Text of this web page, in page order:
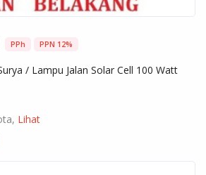
PPh PPN 12%
/ Lampu Jalan Solar Cell 100 Watt
Lihat